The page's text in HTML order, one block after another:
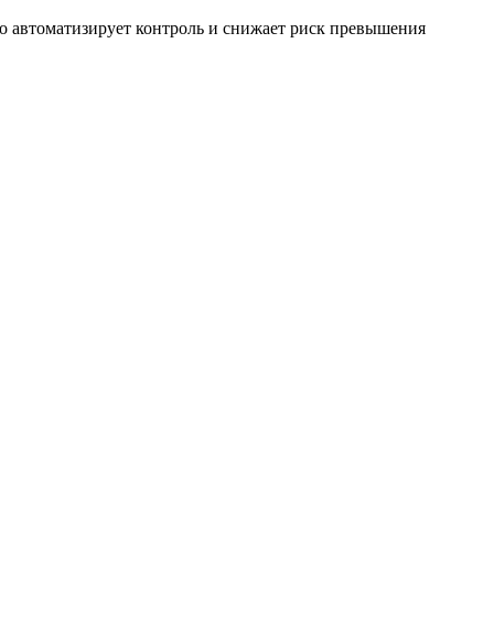
контроль и снижает риск превышения